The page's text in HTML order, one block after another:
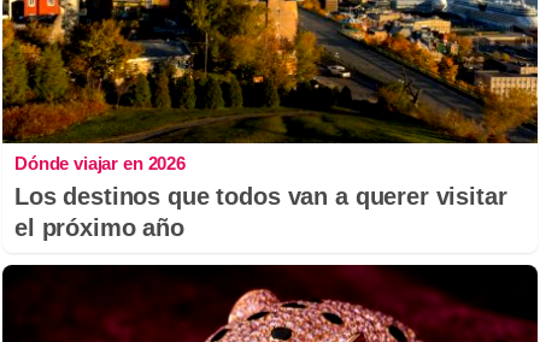
Dónde viajar en 2026
Los destinos que todos van a querer visitar
el próximo año